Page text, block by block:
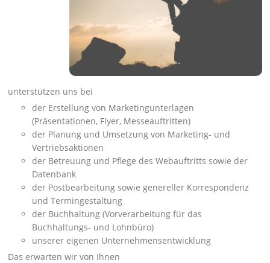
unterstützen uns bei
der Erstellung von Marketingunterlagen
(Präsentationen, Flyer, Messeauftritten)
der Planung und Umsetzung von Marketing- und
Vertriebsaktionen
der Betreuung und Pflege des Webauftritts sowie der
Datenbank
der Postbearbeitung sowie genereller Korrespondenz
und Termingestaltung
der Buchhaltung (Vorverarbeitung für das
Buchhaltungs- und Lohnbüro)
unserer eigenen Unternehmensentwicklung
Das erwarten wir von Ihnen